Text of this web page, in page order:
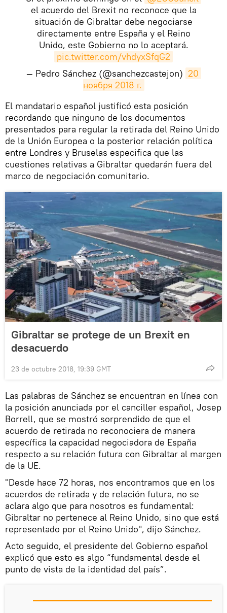
el acuerdo del Brexit no reconoce que la
situación de Gibraltar debe negociarse
directamente entre España y el Reino
Unido, este Gobierno no lo aceptará.
pic.twitter.com/vhdyxSfqG2
— Pedro Sánchez (@sanchezcastejon) 20
ноября 2018 г.
​El mandatario español justificó esta posición
recordando que ninguno de los documentos
presentados para regular la retirada del Reino Unido
de la Unión Europea o la posterior relación política
entre Londres y Bruselas especifica que las
cuestiones relativas a Gibraltar quedarán fuera del
marco de negociación comunitario.
Gibraltar se protege de un Brexit en
desacuerdo
23 de octubre 2018, 19:39 GMT
Las palabras de Sánchez se encuentran en línea con
la posición anunciada por el canciller español, Josep
Borrell, que se mostró sorprendido de que el
acuerdo de retirada no reconociera de manera
específica la capacidad negociadora de España
respecto a su relación futura con Gibraltar al margen
de la UE.
"Desde hace 72 horas, nos encontramos que en los
acuerdos de retirada y de relación futura, no se
aclara algo que para nosotros es fundamental:
Gibraltar no pertenece al Reino Unido, sino que está
representado por el Reino Unido", dijo Sánchez.
Acto seguido, el presidente del Gobierno español
explicó que esto es algo “fundamental desde el
punto de vista de la identidad del país”.